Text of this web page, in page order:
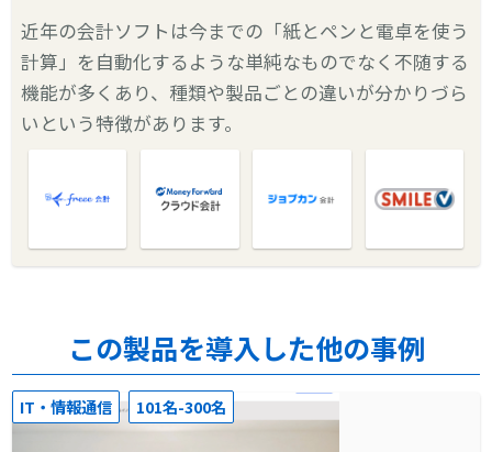
近年の会計ソフトは今までの「紙とペンと電卓を使う
計算」を自動化するような単純なものでなく不随する
機能が多くあり、種類や製品ごとの違いが分かりづら
いという特徴があります。
この製品を導入した他の事例
IT・情報通信 101名-300名